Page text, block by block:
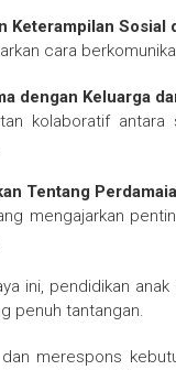
Keterampilan Sosial
cara
dengan Keluarga
kolaboratif
Tentang
mengajarkan
ini, pendidikan
penuh tantangan.
merespons